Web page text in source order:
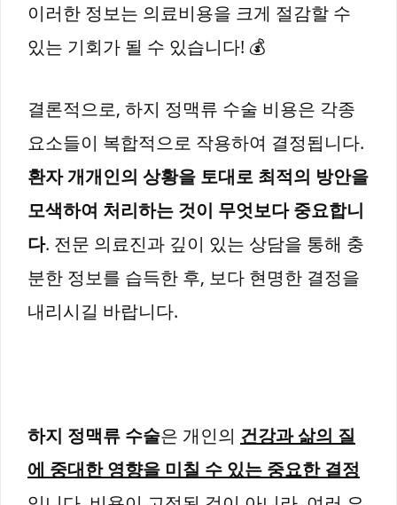
이러한 정보는 의료비용을 크게 절감할 수
있는 기회가 될 수 있습니다! 💰
결론적으로, 하지 정맥류 수술 비용은 각종
요소들이 복합적으로 작용하여 결정됩니다.
환자 개개인의 상황을 토대로 최적의 방안을
모색하여 처리하는 것이 무엇보다 중요합니
다. 전문 의료진과 깊이 있는 상담을 통해 충
분한 정보를 습득한 후, 보다 현명한 결정을
내리시길 바랍니다.
하지 정맥류 수술은 개인의 건강과 삶의 질
에 중대한 영향을 미칠 수 있는 중요한 결정